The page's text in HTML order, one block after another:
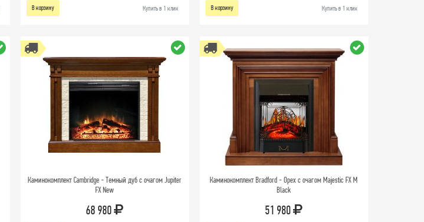
В корзину Купить в 1 клик В корзину Купить в 1 клик
Каминокомплект Cambridge - Темный дуб с очагом Jupiter
FX New
68 980
Каминокомплект Bradford - Орех с очагом Majestic FX M
Black
51 980